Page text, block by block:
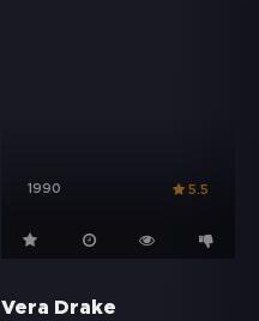
1990 5.5
Vera Drake